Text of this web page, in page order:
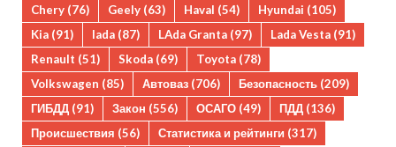
Chery (76) Geely (63) Haval (54) Hyundai (105)
Kia (91) lada (87) LAda Granta (97) Lada Vesta (91)
Renault (51) Skoda (69) Toyota (78)
Volkswagen (85) Автоваз (706) Безопасность (209)
ГИБДД (91) Закон (556) ОСАГО (49) ПДД (136)
Происшествия (56) Статистика и рейтинги (317)